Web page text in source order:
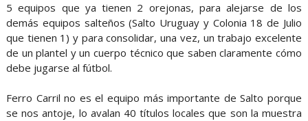
5 equipos que ya tienen 2 orejonas, para alejarse de los
demás equipos salteños (Salto Uruguay y Colonia 18 de Julio
que tienen 1) y para consolidar, una vez, un trabajo excelente
de un plantel y un cuerpo técnico que saben claramente cómo
debe jugarse al fútbol.
Ferro Carril no es el equipo más importante de Salto porque
se nos antoje, lo avalan 40 títulos locales que son la muestra